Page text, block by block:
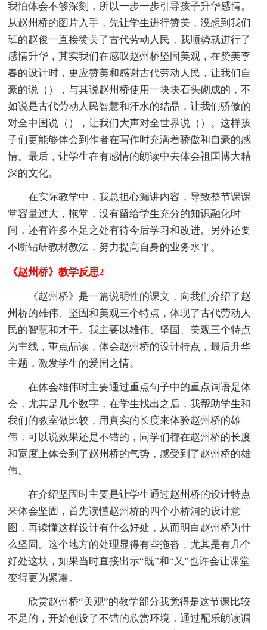
我怕体会不够深刻，所以一步一步引导孩子升华感情。
从赵州桥的图片入手，先让学生进行赞美，没想到我们
班的赵俊一直接赞美了古代劳动人民，我顺势就进行了
感情升华，其实我们在感叹赵州桥坚固美观，在赞美李
春的设计时，更应赞美和感谢古代劳动人民，让我们自
豪的说（），与其说赵州桥使用一块块石头砌成的，不
如说是古代劳动人民智慧和汗水的结晶，让我们骄傲的
对全中国说（），让我们大声对全世界说（）。这样孩
子们更能够体会到作者在写作时充满着骄傲和自豪的感
情。最后，让学生在有感情的朗读中去体会祖国博大精
深的文化。
在实际教学中，我总担心漏讲内容，导致整节课课
堂容量过大，拖堂，没有留给学生充分的知识融化时
间，还有许多不足之处有待今后学习和改进。另外还要
不断钻研教材教法，努力提高自身的业务水平。
《赵州桥》教学反思2
《赵州桥》是一篇说明性的课文，向我们介绍了赵
州桥的雄伟、坚固和美观三个特点，体现了古代劳动人
民的智慧和才干。我主要以雄伟、坚固、美观三个特点
为主线，重点品读，体会赵州桥的设计特点，最后升华
主题，激发学生的爱国之情。
在体会雄伟时主要通过重点句子中的重点词语是体
会，尤其是几个数字，在学生找出之后，我帮助学生和
我们的教室做比较，用真实的长度来体验赵州桥的雄
伟，可以说效果还是不错的，同学们都在赵州桥的长度
和宽度上体会到了赵州桥的气势，感受到了赵州桥的雄
伟。
在介绍坚固时主要是让学生通过赵州桥的设计特点
来体会坚固，首先读懂赵州桥的四个小桥洞的设计意
图，再读懂这样设计有什么好处，从而明白赵州桥为什
么坚固。这个地方的处理显得有些拖沓，尤其是有几个
好处这块，如果当时直接出示“既”和“又”也许会让课堂
变得更为紧凑。
欣赏赵州桥“美观”的教学部分我觉得是这节课比较
不足的，开始创设了不错的欣赏环境，通过配乐朗读调